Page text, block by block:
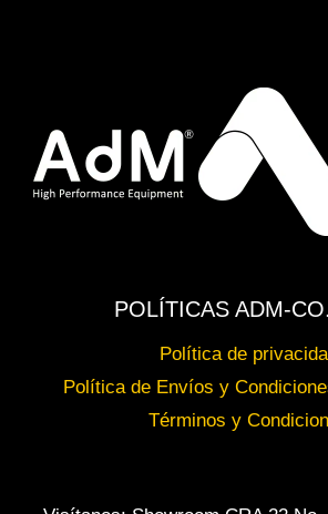
POLÍTICAS ADM-
Política de
Política de Envíos y
Términos y